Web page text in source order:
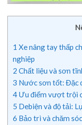
1 Xe nâng tay thấp
nghiệp
2 Chất liệu và sơn
3 Nước sơn tốt: Đặc
4 Ưu điểm vượt trội
5 Debiện và độ tải:
6 Bảo trì và chăm